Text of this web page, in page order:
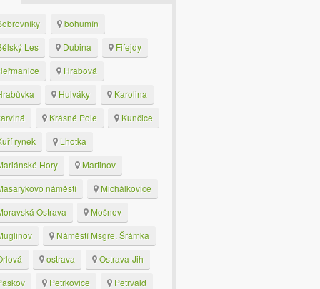
bohumín
Les
Dubina
Fifejdy
Hrabová
Hulváky
Karolina
Krásné Pole
Kunčice
rynek
Lhotka
Hory
Martinov
náměstí
Michálkovice
Ostrava
Mošnov
Náměstí Msgre. Šrámka
ostrava
Ostrava-Jih
Petřkovice
Petřvald